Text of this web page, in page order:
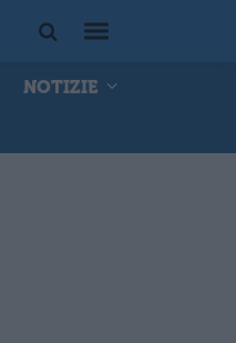
NOTIZIE